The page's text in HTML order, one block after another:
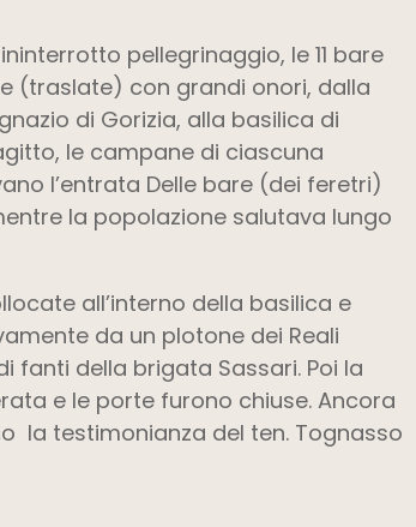
pellegrinaggio, le 11 bare
(traslate) con grandi onori, dalla
di Gorizia, alla basilica di
le campane di ciascuna
l’entrata Delle bare (dei feretri)
la popolazione salutava lungo
all’interno della basilica e
da un plotone dei Reali
fanti della brigata Sassari. Poi la
e le porte furono chiuse. Ancora
la testimonianza del ten. Tognasso